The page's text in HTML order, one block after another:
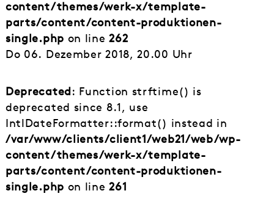
content/themes/werk-x/template-
parts/content/content-produktionen-
single.php on line262
Do 06. Dezember 2018, 20.00 Uhr
Deprecated: Function strftime() is
deprecated since 8.1, use
IntlDateFormatter::format() instead in
/var/www/clients/client1/web21/web/wp-
content/themes/werk-x/template-
parts/content/content-produktionen-
single.php on line261